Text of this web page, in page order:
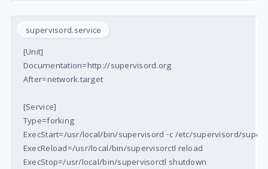
[Unit]
Documentation=http://supervisord.org
After=network.target
[Service]
Type=forking
ExecStart=/usr/local/bin/supervisord -c /etc/supervisord/
ExecReload=/usr/local/bin/supervisorctl reload
ExecStop=/usr/local/bin/supervisorctl shutdown
supervisord.service